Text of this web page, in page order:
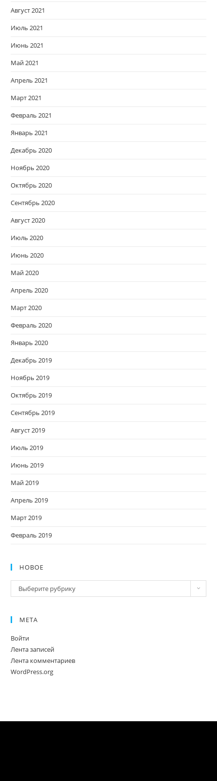
Август 2021
Июль 2021
Июнь 2021
Май 2021
Апрель 2021
Март 2021
Февраль 2021
Январь 2021
Декабрь 2020
Ноябрь 2020
Октябрь 2020
Сентябрь 2020
Август 2020
Июль 2020
Июнь 2020
Май 2020
Апрель 2020
Март 2020
Февраль 2020
Январь 2020
Декабрь 2019
Ноябрь 2019
Октябрь 2019
Сентябрь 2019
Август 2019
Июль 2019
Июнь 2019
Май 2019
Апрель 2019
Март 2019
Февраль 2019
НОВОЕ
Новое
Выберите рубрику
МЕТА
Войти
Лента записей
Лента комментариев
WordPress.org